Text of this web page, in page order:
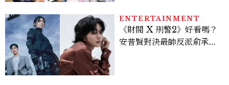
ENTERTAINMENT
《財閥 X 刑警2》好看嗎？
安普賢對決最帥反派俞承